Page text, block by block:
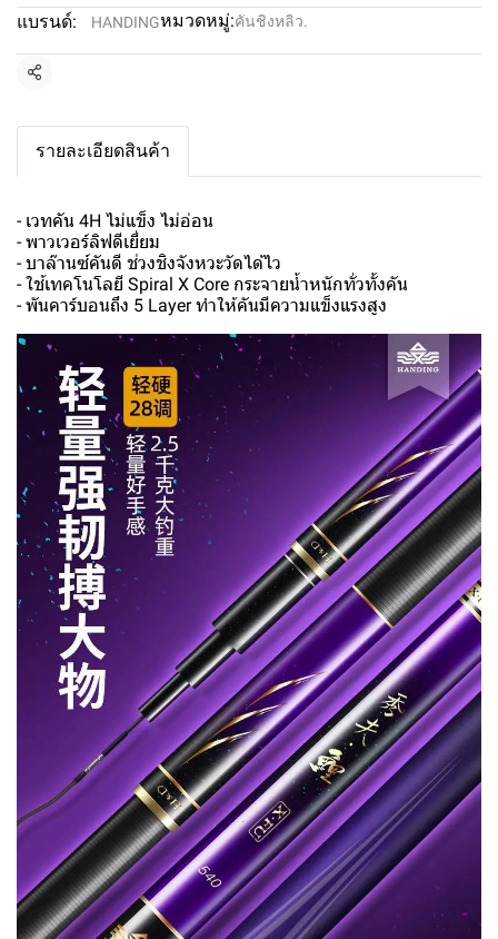
แบรนด์: HANDINGหมวดหมู่:คันชิงหลิว.
แชร์
รายละเอียดสินค้า
- เวทคัน 4H ไม่แข็ง ไม่อ่อน
- พาวเวอร์ลิฟดีเยี่ยม
- บาล๊านซ์คันดี ช่วงชิงจังหวะวัดได้ไว
- ใช้เทคโนโลยี Spiral X Core กระจายน้ำหนักทั่วทั้งคัน
- พันคาร์บอนถึง 5 Layer ทำให้คันมีความแข็งแรงสูง